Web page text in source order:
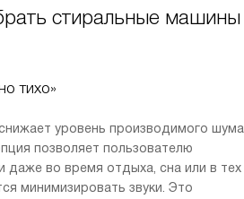
стиральные машины
тихо»
уровень производимого шума
позволяет пользователю
даже во время отдыха, сна или в тех
минимизировать звуки. Это